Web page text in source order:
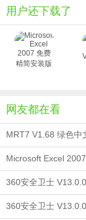
频格式。
3.MPC 还加强
4.它内建
支持 MKV 容器
爱好者来说，
6.但如果您的操
将需要 DirectX 9
DirectShow 媒体
特色介绍
1.完全免费，没
2.界面简洁，
用户还下载了
网友都在看
MRT7 V1.68 绿色中
Microsoft Excel
360安全卫士
360安全卫士